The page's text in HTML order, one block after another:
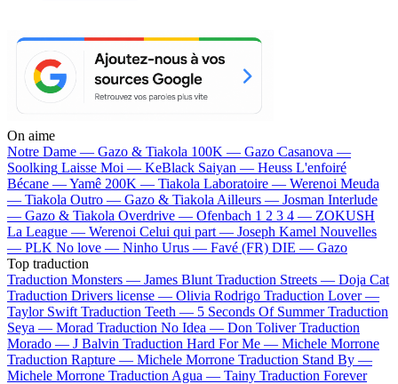
On aime
Notre Dame — Gazo & Tiakola 100K — Gazo Casanova —
Soolking Laisse Moi — KeBlack Saiyan — Heuss L'enfoiré
Bécane —Yamê 200K — Tiakola Laboratoire — Werenoi Meuda
— Tiakola Outro — Gazo & Tiakola Ailleurs — Josman Interlude
— Gazo & Tiakola Overdrive — Ofenbach 1 2 3 4 — ZOKUSH
La League — Werenoi Celui qui part — Joseph Kamel Nouvelles
— PLK No love — Ninho Urus — Favé (FR) DIE — Gazo
Top traduction
Traduction Monsters — James Blunt Traduction Streets — Doja Cat
Traduction Drivers license — Olivia Rodrigo Traduction Lover —
Taylor Swift Traduction Teeth — 5 Seconds Of Summer Traduction
Seya — Morad Traduction No Idea — Don Toliver Traduction
Morado — J Balvin Traduction Hard For Me — Michele Morrone
Traduction Rapture — Michele Morrone Traduction Stand By —
Michele Morrone Traduction Agua — Tainy Traduction Forever